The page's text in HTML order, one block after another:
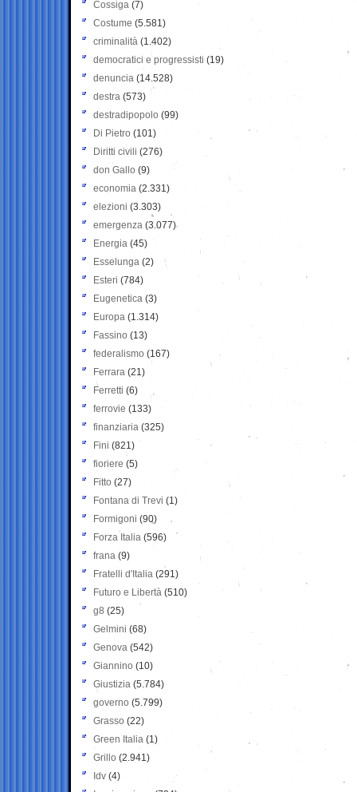
Cossiga (7)
Costume (5.581)
criminalità (1.402)
democratici e progressisti (19)
denuncia (14.528)
destra (573)
destradipopolo (99)
Di Pietro (101)
Diritti civili (276)
don Gallo (9)
economia (2.331)
elezioni (3.303)
emergenza (3.077)
Energia (45)
Esselunga (2)
Esteri (784)
Eugenetica (3)
Europa (1.314)
Fassino (13)
federalismo (167)
Ferrara (21)
Ferretti (6)
ferrovie (133)
finanziaria (325)
Fini (821)
fioriere (5)
Fitto (27)
Fontana di Trevi (1)
Formigoni (90)
Forza Italia (596)
frana (9)
Fratelli d'Italia (291)
Futuro e Libertà (510)
g8 (25)
Gelmini (68)
Genova (542)
Giannino (10)
Giustizia (5.784)
governo (5.799)
Grasso (22)
Green Italia (1)
Grillo (2.941)
Idv (4)